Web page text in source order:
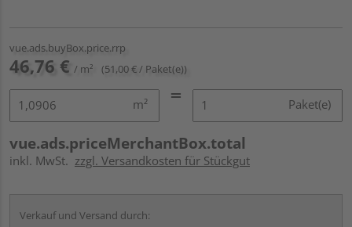
vue.ads.buyBox.price.rrp
46,76 € / m² (51,00 € / Paket(e))
m² Paket(e)
vue.ads.priceMerchantBox.total
inkl. MwSt. zzgl. Versandkosten für Stückgut
Verkauf und Versand durch: